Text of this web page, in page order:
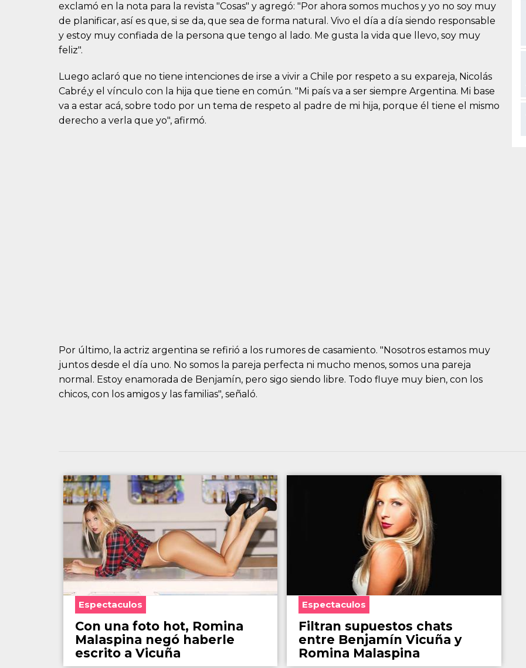
exclamó en la nota para la revista "Cosas" y agregó: "Por ahora somos muchos y yo no soy muy
de planificar, así es que, si se da, que sea de forma natural. Vivo el día a día siendo responsable
y estoy muy confiada de la persona que tengo al lado. Me gusta la vida que llevo, soy muy
feliz".
Luego aclaró que no tiene intenciones de irse a vivir a Chile por respeto a su expareja, Nicolás
Cabré,y el vínculo con la hija que tiene en común. "Mi país va a ser siempre Argentina. Mi base
va a estar acá, sobre todo por un tema de respeto al padre de mi hija, porque él tiene el mismo
derecho a verla que yo", afirmó.
Por último, la actriz argentina se refirió a los rumores de casamiento. "Nosotros estamos muy
juntos desde el día uno. No somos la pareja perfecta ni mucho menos, somos una pareja
normal. Estoy enamorada de Benjamín, pero sigo siendo libre. Todo fluye muy bien, con los
chicos, con los amigos y las familias", señaló.
Espectaculos
Con una foto hot, Romina
Malaspina negó haberle
escrito a Vicuña
Espectaculos
Filtran supuestos chats
entre Benjamín Vicuña y
Romina Malaspina